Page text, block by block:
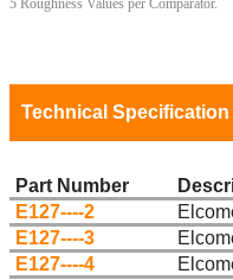
5 Roughness Values per Comparator.
Technical Specification
Part Number
E127----2
E127----3
E127----4